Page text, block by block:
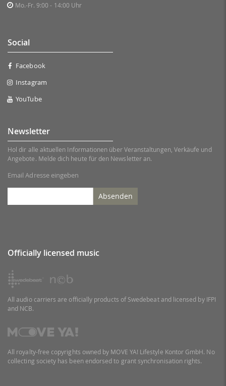
Mo.-Fr. 9:00 - 14:00 Uhr
Social
Facebook
Instagram
YouTube
Newsletter
Hol dir alle aktuellen Informationen über Veranstaltungen, Verkäufe und
Angebote. Melde dich heute für den Newsletter an.
Email Adresse eingeben
Absenden
Officially licensed music
All audio carriers are officially products of Swedebeat and licensed by IFPI
and NCB.
All royalty-free copyrights owned by MOVE YA! Lifestyle Kontor GmbH. No
collecting society has been endorsed to grant synchronisation rights.